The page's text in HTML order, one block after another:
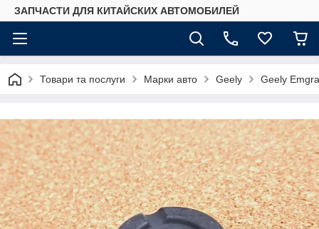
ЗАПЧАСТИ ДЛЯ КИТАЙСКИХ АВТОМОБИЛЕЙ
Товари та послуги Марки авто Geely Geely